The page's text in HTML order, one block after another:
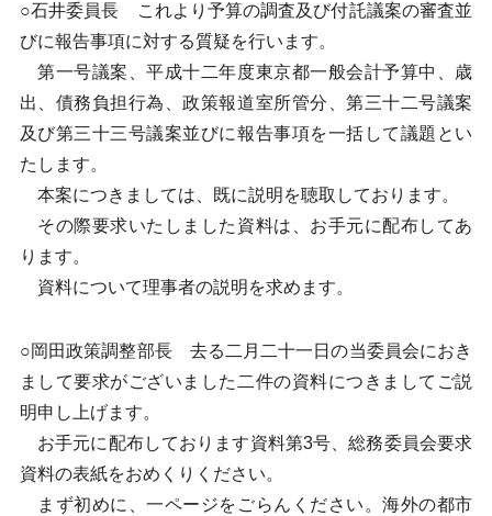
○石井委員長 これより予算の調査及び付託議案の審査並
びに報告事項に対する質疑を行います。
第一号議案、平成十二年度東京都一般会計予算中、歳
出、債務負担行為、政策報道室所管分、第三十二号議案
及び第三十三号議案並びに報告事項を一括して議題とい
たします。
本案につきましては、既に説明を聴取しております。
その際要求いたしました資料は、お手元に配布してあ
ります。
資料について理事者の説明を求めます。
○岡田政策調整部長 去る二月二十一日の当委員会におき
まして要求がございました二件の資料につきましてご説
明申し上げます。
お手元に配布しております資料第3号、総務委員会要求
資料の表紙をおめくりください。
まず初めに、一ページをごらんください。海外の都市